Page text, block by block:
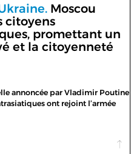
Moscou
citoyens
promettant un
et la citoyenneté
annoncée par Vladimir Poutine
ont rejoint l’armée